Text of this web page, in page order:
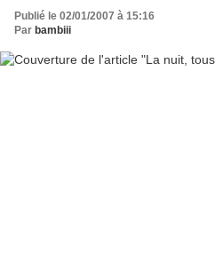
Publié le 02/01/2007 à 15:16
Par bambiii